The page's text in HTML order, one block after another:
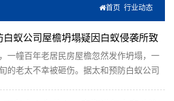
首页 行业动态
白蚁公司屋檐坍塌疑因白蚁侵袭所致
一幢百年老居民房屋檐忽然发作坍塌，一
的老太不幸被砸伤。据太和预防白蚁公司